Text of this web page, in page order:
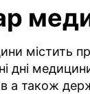
містить
дні
а також